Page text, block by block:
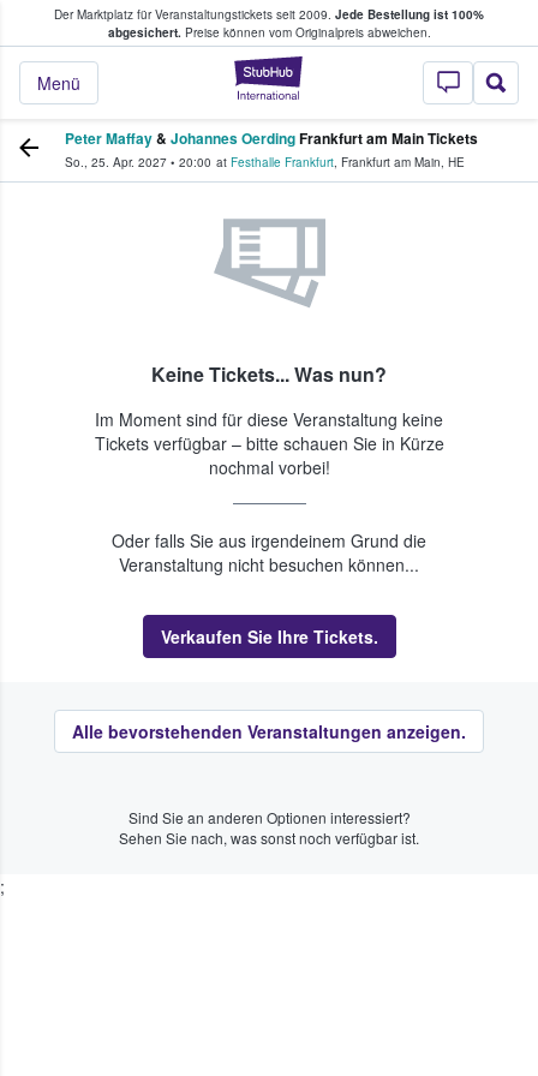
Der Marktplatz für Veranstaltungstickets seit 2009. Jede Bestellung ist 100%
abgesichert.Preise können vom Originalpreis abweichen.
StubHub - Wo
Menü
Tickets kaufen & verkaufen
Peter Maffay& Johannes OerdingFrankfurt am Main Tickets
So., 25. Apr. 2027 • 20:00 at Festhalle Frankfurt, Frankfurt am Main, HE
Keine Tickets... Was nun?
Im Moment sind für diese Veranstaltung keine
Tickets verfügbar – bitte schauen Sie in Kürze
nochmal vorbei!
Oder falls Sie aus irgendeinem Grund die
Veranstaltung nicht besuchen können...
Verkaufen Sie Ihre Tickets.
Alle bevorstehenden Veranstaltungen anzeigen.
Sind Sie an anderen Optionen interessiert?
Sehen Sie nach, was sonst noch verfügbar ist.
;